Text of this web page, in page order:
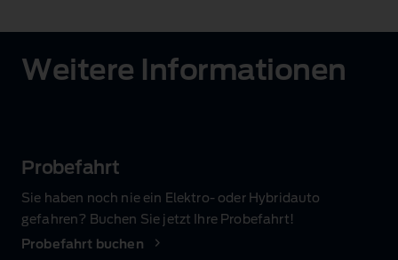
Weitere Informationen
Probefahrt
Sie haben noch nie ein Elektro‑ oder Hybridauto
gefahren? Buchen Sie jetzt Ihre Probefahrt!
Probefahrt buchen